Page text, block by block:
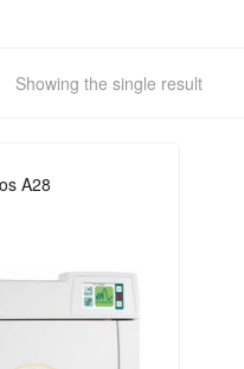
Showing the single result
A28